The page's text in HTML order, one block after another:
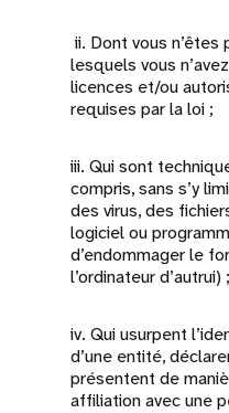
ii. Dont vous
lesquels vous
licences et/ou
requises par la loi ;
iii. Qui sont
compris, sans s’y
des virus, des
logiciel ou
d’endommager le
l’ordinateur d’autrui) ;
iv. Qui usurpent
d’une entité,
présentent de
affiliation avec une